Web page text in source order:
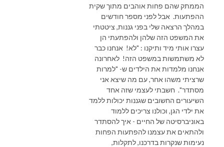
הממתק שהם פחות אוהבים מתוך שקית
ההפתעות. אבל לפני מספר חודשים
במהלך הרצאה שלי בפני גננות, ציטטתי
את המשפט הזה שלהן ולהפתעתי הן
עצרו אותי מיד ותיקנו : "לא! אנחנו כבר
לא משתמשות במשפט הזה! לאחרונה
אנחנו מלמדות את הילדים ש- "למרות
שרציתי משהו אחר, עם מה שיצא אני
מסתדר". חשבתי לעצמי שזה אחד
השיעורים החשובים שגננות יכולות ללמד
את ילדי הגן, וכולנו צריכים ללמוד
באוניברסיטה של החיים - איך להסתדר
ולהתאים את עצמנו להפתעות הפחות
נעימות שנקרות בדרכנו, לתקלות,